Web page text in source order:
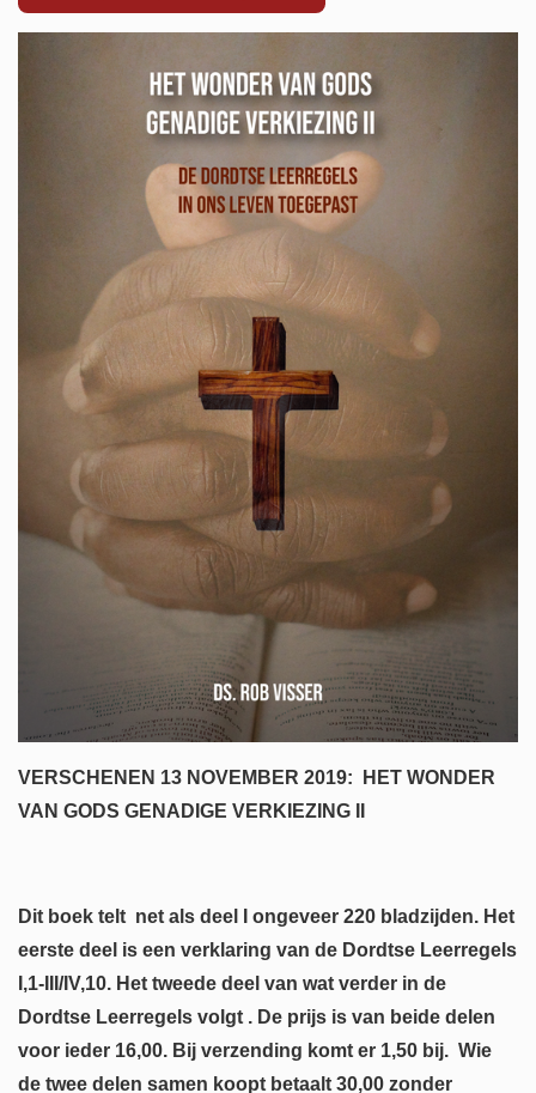
VERSCHENEN 13 NOVEMBER 2019: HET WONDER
VAN GODS GENADIGE VERKIEZING II
Dit boek telt net als deel I ongeveer 220 bladzijden. Het
eerste deel is een verklaring van de Dordtse Leerregels
I,1-III/IV,10. Het tweede deel van wat verder in de
Dordtse Leerregels volgt . De prijs is van beide delen
voor ieder 16,00. Bij verzending komt er 1,50 bij. Wie
de twee delen samen koopt betaalt 30,00 zonder